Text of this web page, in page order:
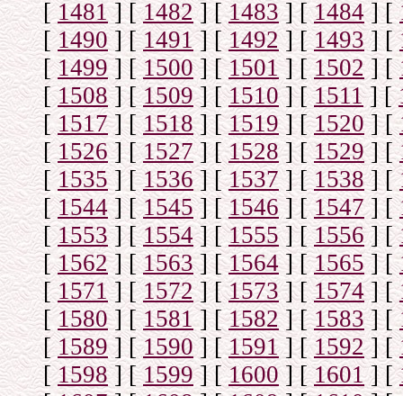
[1481] [1482] [1483] [1484] [
[1490] [1491] [1492] [1493] [
[1499] [1500] [1501] [1502] [
[1508] [1509] [1510] [1511] [
[1517] [1518] [1519] [1520] [
[1526] [1527] [1528] [1529] [
[1535] [1536] [1537] [1538] [
[1544] [1545] [1546] [1547] [
[1553] [1554] [1555] [1556] [
[1562] [1563] [1564] [1565] [
[1571] [1572] [1573] [1574] [
[1580] [1581] [1582] [1583] [
[1589] [1590] [1591] [1592] [
[1598] [1599] [1600] [1601] [